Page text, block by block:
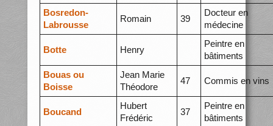
Bosredon-
Labrousse
Romain 39
Docteur en
médecine
Botte Henry
Peintre en
bâtiments
Bouas ou
Boisse
Jean Marie
Théodore
47 Commis en vins
Boucand
Hubert
Frédéric
37
Peintre en
bâtiments